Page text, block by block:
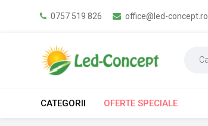
0757 519 826 office@led-concept.ro
CATEGORII OFERTE SPECIALE